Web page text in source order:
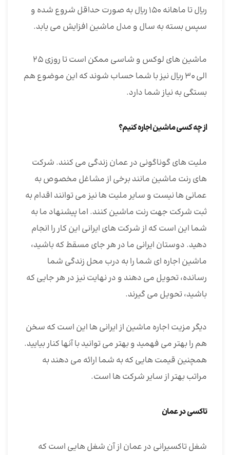
ریال تا ماهانه ۱۵۰ ریال به صورت حداقل شروع شده و
سپس بسته به سال و مدل ماشین افزایش می یابد.
ماشین های لوکس و شاسی ممکن است تا روزی ۲۵
الی ۳۰ ریال نیز با شما حساب شوند که این موضوع هم
بستگی به نیاز شما دارد.
از چه کسی ماشین اجاره کنیم؟
ملیت های گوناگونی در عمان زندگی می کنند. شرکت
های رنت ماشین مانند برخی از مشاغل مخصوص به
عمانی ها نیست و سایر ملیت ها نیز می توانند اقدام به
ثبت شرکت جهت رنت ماشین کنند. اما پیشنهاد ما به
شما این است که از شرکت های ایرانی این کار را انجام
دهید. دوستان ایرانی ما در هر جای مسقط که باشید،
ماشین اجاره ای شما را به درب محل زندگی شما
رسانده، تحویل می دهند و در نهایت نیز در هر جایی که
باشید، تحویل می گیرند.
دیگر مزیت اجاره ماشین از ایرانی ها این است که سخن
هم را بهتر می فهمید و بهتر می توانید با آنها کنار بیایید.
همچنین قیمت هایی که به شما ارائه می دهند به
مراتب بهتر از سایر شرکت ها است.
تاکسی در عمان
شغل تاکسیرانی در عمان از آن شغل هایی است که